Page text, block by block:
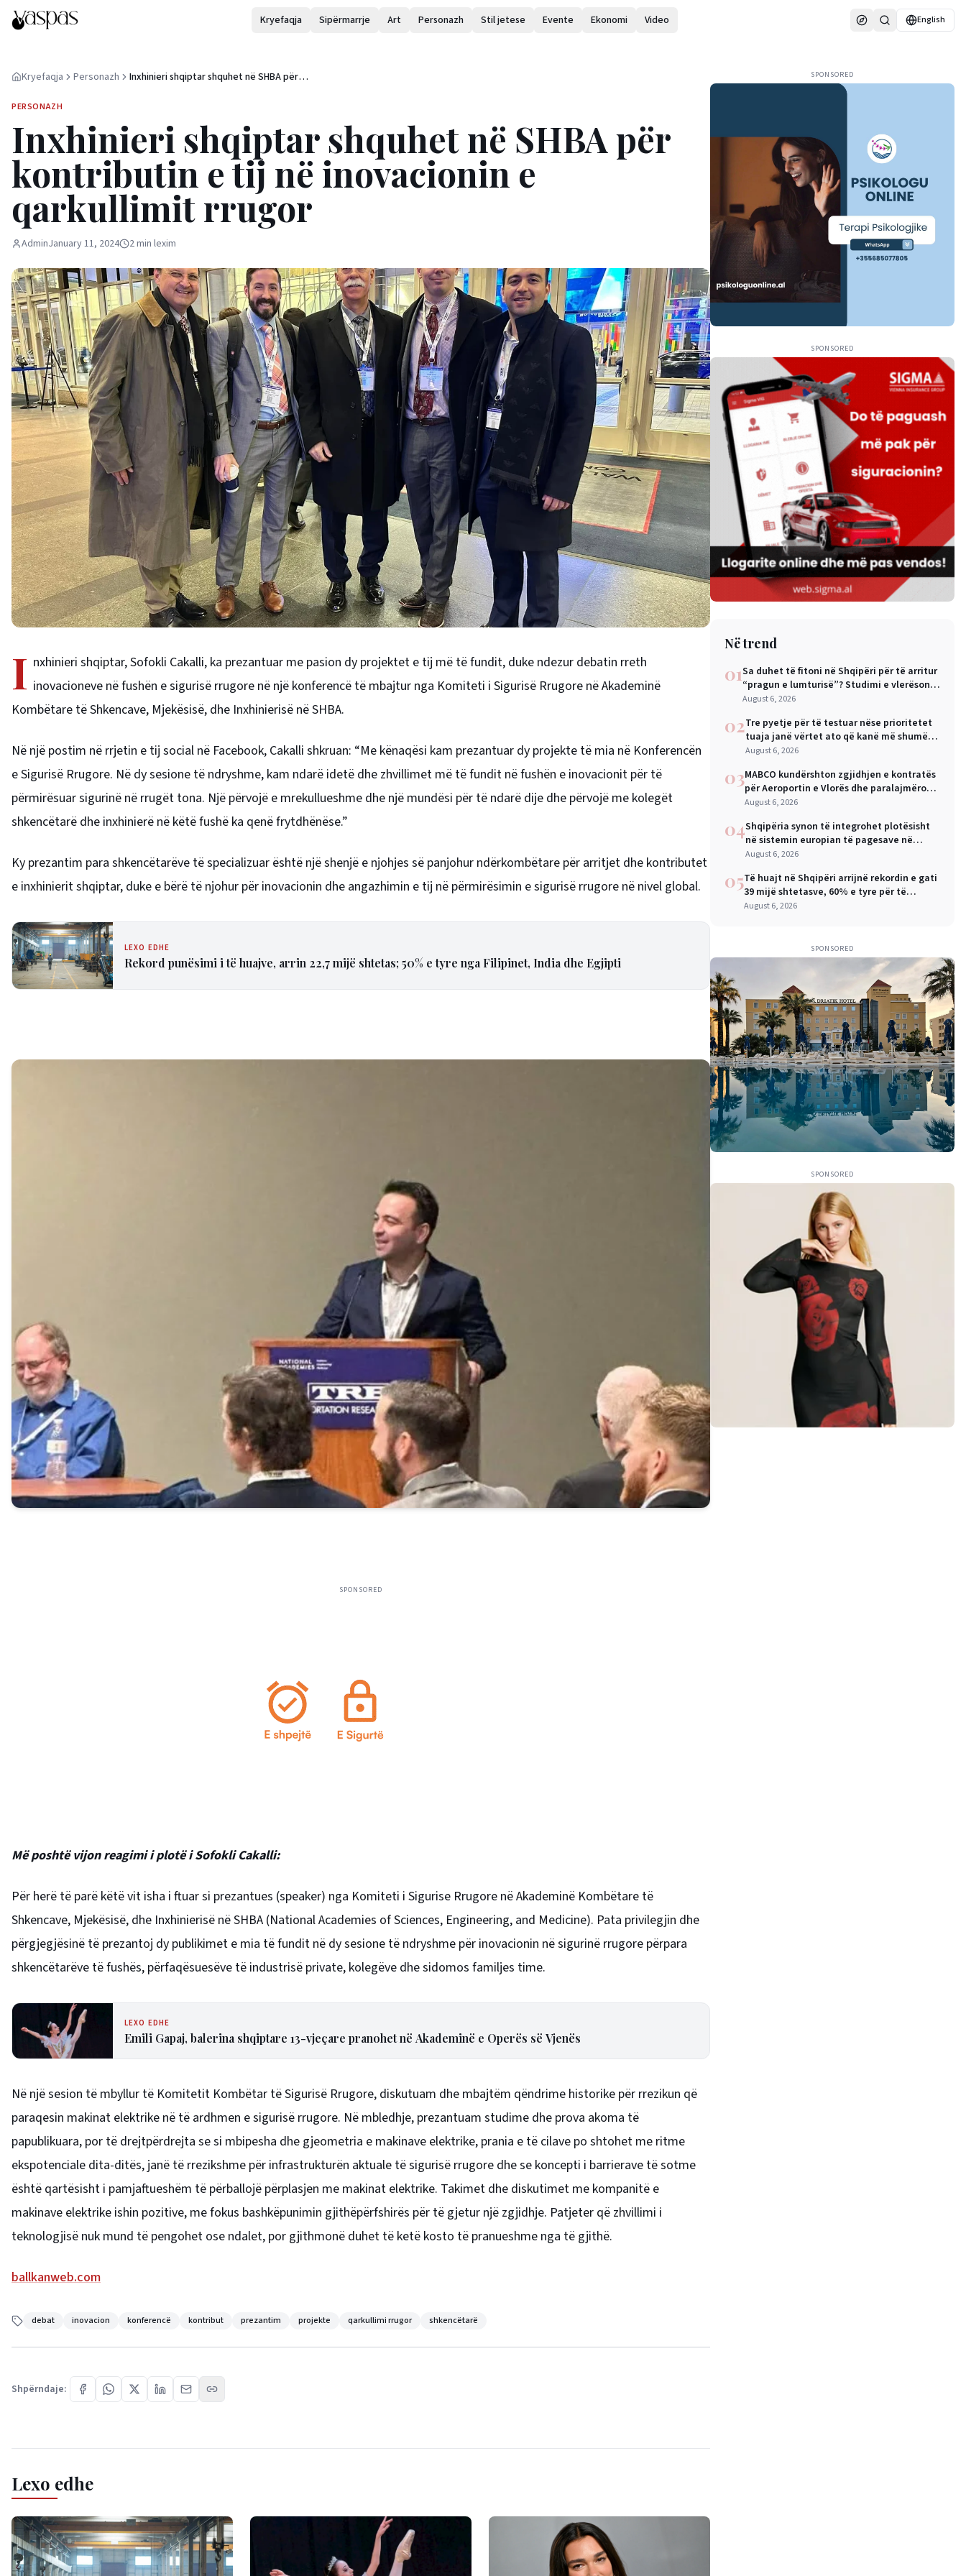
Kryefaqja Sipërmarrje Art Personazh Stil jetese Evente Ekonomi Video English
Kryefaqja Personazh
Inxhinieri shqiptar shquhet në SHBA për
PERSONAZH
Inxhinieri shqiptar shquhet në SHBA për
kontributin e tij në inovacionin e
qarkullimit rrugor
AdminJanuary 11, 2024 2min lexim
I nxhinieri shqiptar, Sofokli Cakalli, ka prezantuar me pasion dy projektet e tij më të fundit, duke ndezur debatin rreth
inovacioneve në fushën e sigurisë rrugore në një konferencë të mbajtur nga Komiteti i Sigurisë Rrugore në Akademinë
Kombëtare të Shkencave, Mjekësisë, dhe Inxhinierisë në SHBA.
Në një postim në rrjetin e tij social në Facebook, Cakalli shkruan: “Me kënaqësi kam prezantuar dy projekte të mia në Konferencën
e Sigurisë Rrugore. Në dy sesione të ndryshme, kam ndarë idetë dhe zhvillimet më të fundit në fushën e inovacionit për të
përmirësuar sigurinë në rrugët tona. Një përvojë e mrekullueshme dhe një mundësi për të ndarë dije dhe përvojë me kolegët
shkencëtarë dhe inxhinierë në këtë fushë ka qenë frytdhënëse.”
Ky prezantim para shkencëtarëve të specializuar është një shenjë e njohjes së panjohur ndërkombëtare për arritjet dhe kontributet
e inxhinierit shqiptar, duke e bërë të njohur për inovacionin dhe angazhimin e tij në përmirësimin e sigurisë rrugore në nivel global.
LEXO EDHE
Rekord punësimi i të huajve, arrin 22,7 mijë shtetas; 50% e tyre nga Filipinet, India dhe Egjipti
SPONSORED
Më poshtë vijon reagimi i plotë i Sofokli Cakalli:
Për herë të parë këtë vit isha i ftuar si prezantues (speaker) nga Komiteti i Sigurise Rrugore në Akademinë Kombëtare të
Shkencave, Mjekësisë, dhe Inxhinierisë në SHBA (National Academies of Sciences, Engineering, and Medicine). Pata privilegjin dhe
përgjegjësinë të prezantoj dy publikimet e mia të fundit në dy sesione të ndryshme për inovacionin në sigurinë rrugore përpara
shkencëtarëve të fushës, përfaqësuesëve të industrisë private, kolegëve dhe sidomos familjes time.
LEXO EDHE
Emili Gapaj, balerina shqiptare 13-vjeçare pranohet në Akademinë e Operës së Vjenës
Në një sesion të mbyllur të Komitetit Kombëtar të Sigurisë Rrugore, diskutuam dhe mbajtëm qëndrime historike për rrezikun që
paraqesin makinat elektrike në të ardhmen e sigurisë rrugore. Në mbledhje, prezantuam studime dhe prova akoma të
papublikuara, por të drejtpërdrejta se si mbipesha dhe gjeometria e makinave elektrike, prania e të cilave po shtohet me ritme
ekspotenciale dita-ditës, janë të rrezikshme për infrastrukturën aktuale të sigurisë rrugore dhe se koncepti i barrierave të sotme
është qartësisht i pamjaftueshëm të përballojë përplasjen me makinat elektrike. Takimet dhe diskutimet me kompanitë e
makinave elektrike ishin pozitive, me fokus bashkëpunimin gjithëpërfshirës për të gjetur një zgjidhje. Patjeter që zhvillimi i
teknologjisë nuk mund të pengohet ose ndalet, por gjithmonë duhet të ketë kosto të pranueshme nga të gjithë.
ballkanweb.com
debat inovacion konferencë kontribut prezantim projekte qarkullimi rrugor shkencëtarë
Shpërndaje:
Lexo edhe
SPONSORED
SPONSORED
Në trend
01Sa duhet të fitoni në Shqipëri për të arritur
“pragun e lumturisë”? Studimi e vlerëson
në 28 mijë dollarë në vit
August 6, 2026
02Tre pyetje për të testuar nëse prioritetet
tuaja janë vërtet ato që kanë më shumë
rëndësi
August 6, 2026
03MABCO kundërshton zgjidhjen e kontratës
për Aeroportin e Vlorës dhe paralajmëron
arbitrazh ndërkombëtar
August 6, 2026
04Shqipëria synon të integrohet plotësisht
në sistemin europian të pagesave në
nëntor, Sejko: Kursime të mëdha për
August 6, 2026
05Të huajt në Shqipëri arrijnë rekordin e gati
39 mijë shtetasve, 60% e tyre për të
punuar
August 6, 2026
SPONSORED
SPONSORED